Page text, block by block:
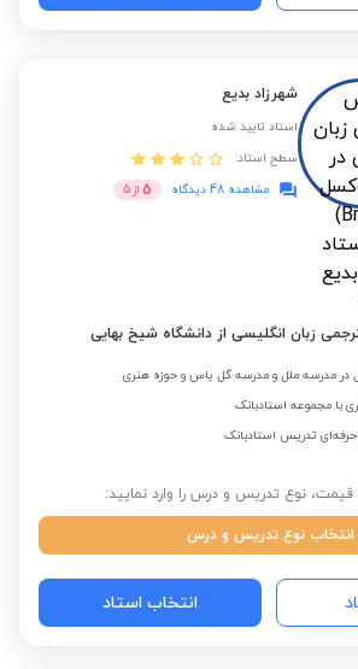
شهرزاد بدیع
استاد تایید شده
سطح استاد:
مشاهده 48 دیدگاه
5 از 5
زبان انگلیسی از دانشگاه شیخ بهایی
با مجموعه استادبانک
حرفه‌ای تدریس استادبانک
نوع تدریس و درس را وارد نمایید:
انتخاب نوع تدریس و درس
انتخاب استاد